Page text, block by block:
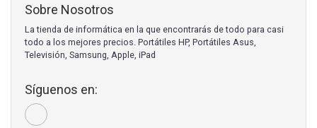
Sobre Nosotros
La tienda de informática en la que encontrarás de todo para casi
todo a los mejores precios. Portátiles HP, Portátiles Asus,
Televisión, Samsung, Apple, iPad
Síguenos en: